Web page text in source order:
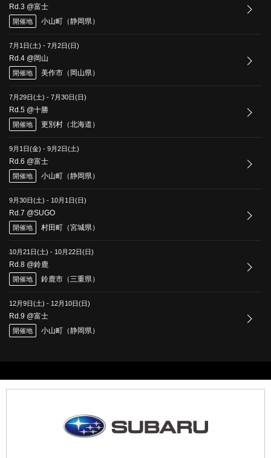
Rd.3 @富士
開催地 小山町（静岡県）
7月1日(土) - 7月2日(日)
Rd.4 @岡山
開催地 美作市（岡山県）
7月29日(土) - 7月30日(日)
Rd.5 @十勝
開催地 更別村（北海道）
9月1日(金) - 9月2日(土)
Rd.6 @富士
開催地 小山町（静岡県）
9月30日(土) - 10月1日(日)
Rd.7 @SUGO
開催地 村田町（宮城県）
10月21日(土) - 10月22日(日)
Rd.8 @鈴鹿
開催地 鈴鹿市（三重県）
12月9日(土) - 12月10日(日)
Rd.9 @富士
開催地 小山町（静岡県）